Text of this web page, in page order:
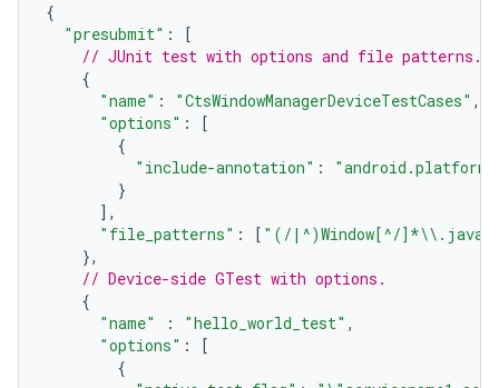
{
"presubmit" :
[
// JUnit test with options and file patterns.
{
"name" : "CtsWindowManagerDeviceTestCases" ,
"options" :
[
{
"include-annotation" :
}
],
"file_patterns" : [ "(/|^)Window[^/]*\\ .java"
},
// Device-side GTest with options.
{
"name"
: "hello_world_test" ,
"options" :
[
{